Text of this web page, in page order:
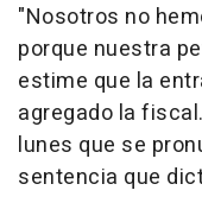
"Nosotros no
porque nuestra
estime que la
agregado la
lunes que se
sentencia que